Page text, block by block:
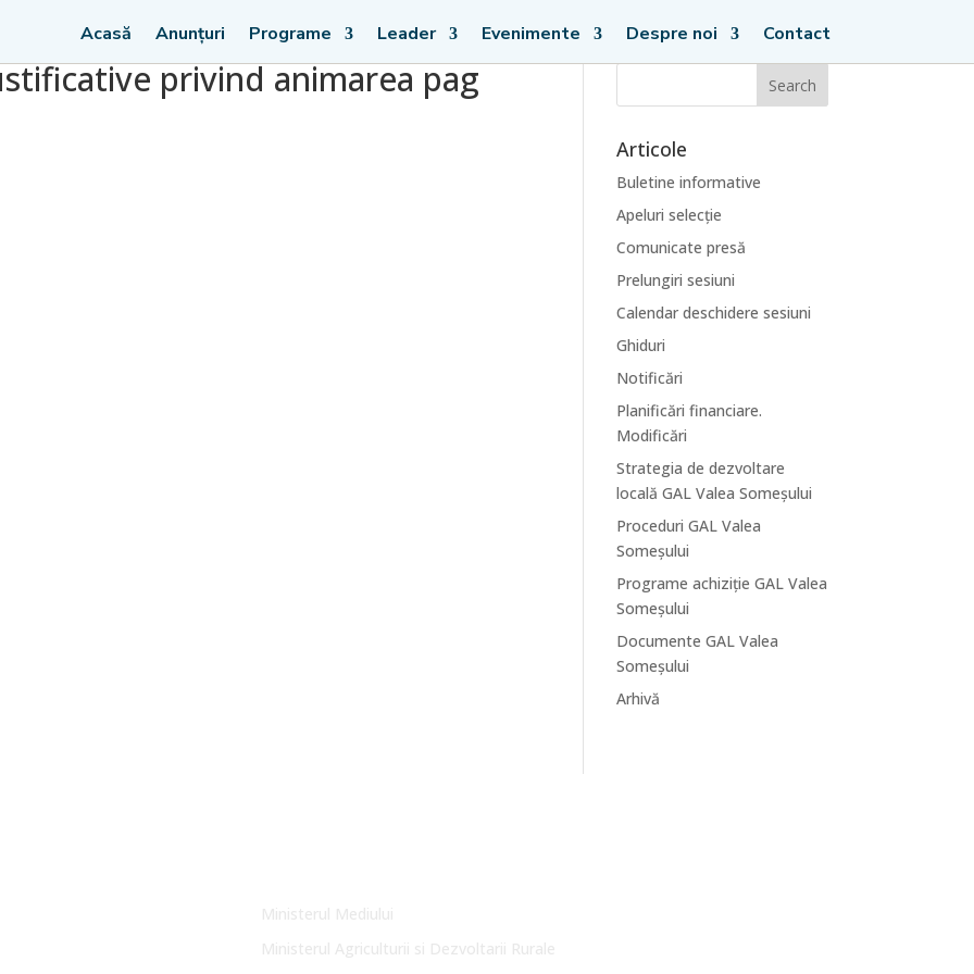
Acasă Anunțuri Programe Leader Evenimente Despre noi Contact
privind animarea pag
Articole
Buletine informative
Apeluri selecție
Comunicate presă
Prelungiri sesiuni
Calendar deschidere sesiuni
Ghiduri
Notificări
Planificări financiare.
Modificări
Strategia de dezvoltare
locală GAL Valea Someșului
Proceduri GAL Valea
Someșului
Programe achiziție GAL Valea
Someșului
Documente GAL Valea
Someșului
Arhivă